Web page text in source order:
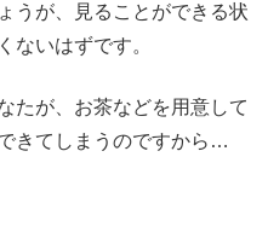
うが、見ることができる状
ないはずです。
たが、お茶などを用意して
きてしまうのですから…